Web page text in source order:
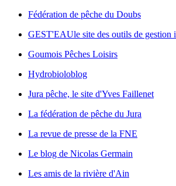
Fédération de pêche du Doubs
GEST'EAUle site des outils de gestion
Goumois Pêches Loisirs
Hydrobioloblog
Jura pêche, le site d'Yves Faillenet
La fédération de pêche du Jura
La revue de presse de la FNE
Le blog de Nicolas Germain
Les amis de la rivière d'Ain